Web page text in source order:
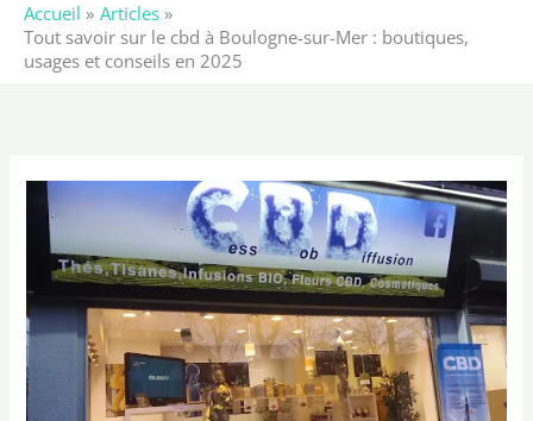
Accueil
Articles
Tout savoir sur le cbd à Boulogne-sur-Mer : boutiques,
usages et conseils en 2025